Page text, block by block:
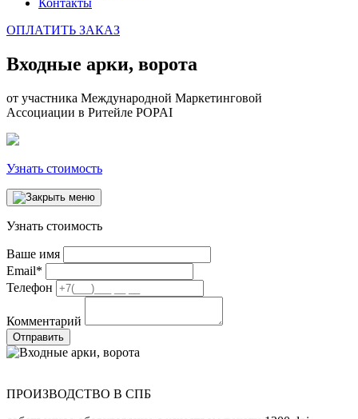
Контакты
ОПЛАТИТЬ ЗАКАЗ
Входные арки, ворота
от участника Международной Маркетинговой
Ассоциации в Ритейле POPAI
Узнать стоимость
Узнать стоимость
Ваше имя
Email*
Телефон
Комментарий
Отправить
ПРОИЗВОДСТВО В СПБ